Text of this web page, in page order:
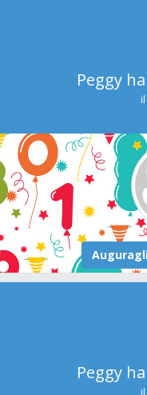
Peggy
Peggy